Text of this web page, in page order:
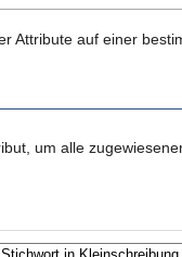
Attribute auf einer
um alle